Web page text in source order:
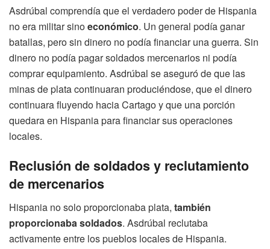
Asdrúbal comprendía que el verdadero poder de Hispania
no era militar sinoeconómico. Un general podía ganar
batallas, pero sin dinero no podía financiar una guerra. Sin
dinero no podía pagar soldados mercenarios ni podía
comprar equipamiento. Asdrúbal se aseguró de que las
minas de plata continuaran produciéndose, que el dinero
continuara fluyendo hacia Cartago y que una porción
quedara en Hispania para financiar sus operaciones
locales.
Reclusión de soldados y reclutamiento
de mercenarios
Hispania no solo proporcionaba plata, también
proporcionaba soldados. Asdrúbal reclutaba
activamente entre los pueblos locales de Hispania.